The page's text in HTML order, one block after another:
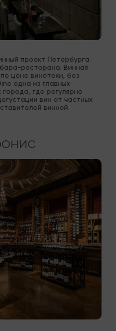
проект Петербурга.
ресторана. Винная
цене винотеки, без
одна из главных
где регулярно
вин от частных
винной